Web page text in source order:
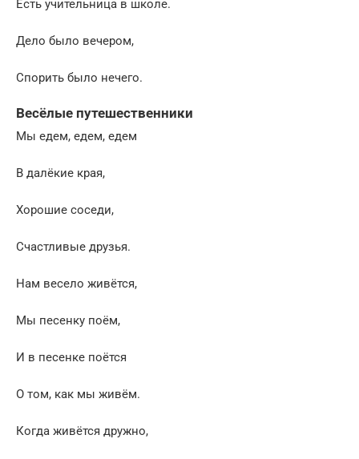
Есть учительница в школе.
Дело было вечером,
Спорить было нечего.
Весёлые путешественники
Мы едем, едем, едем
В далёкие края,
Хорошие соседи,
Счастливые друзья.
Нам весело живётся,
Мы песенку поём,
И в песенке поётся
О том, как мы живём.
Когда живётся дружно,